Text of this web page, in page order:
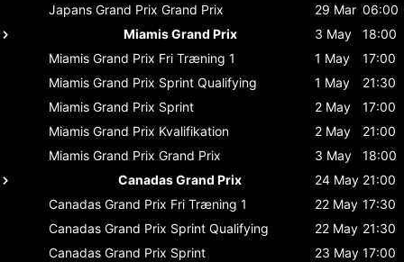
Japans Grand Prix Grand Prix 29 Mar 06:00
Miamis Grand Prix
3 May
18:00
Miamis Grand Prix Fri Træning 1 1 May
17:00
Miamis Grand Prix Sprint Qualifying 1 May
21:30
Miamis Grand Prix Sprint 2 May
17:00
Miamis Grand Prix Kvalifikation 2 May
21:00
Miamis Grand Prix Grand Prix 3 May
18:00
Canadas Grand Prix
24 May 21:00
Canadas Grand Prix Fri Træning 1 22 May 17:30
Canadas Grand Prix Sprint Qualifying 22 May 21:30
Canadas Grand Prix Sprint 23 May 17:00